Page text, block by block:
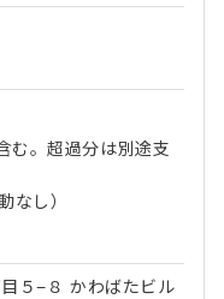
む。超過分は別途支
なし）
５−８ かわばたビル